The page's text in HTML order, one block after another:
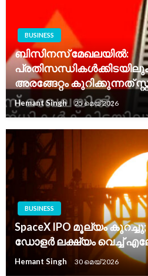
BUSINESS
ബിസിനസ് മേഖലയിൽ:
പ്രതിസന്ധികൾക്കിടയിലും
അരങ്ങേറ്റം കുറിക്കുന്നത്
Hemant Singh 25 മെയ്‌ 2026
BUSINESS
SpaceX IPO മൂല്യം
ഡോളർ ലക്ഷ്യം വെച്ച്
Hemant Singh 30 മെയ്‌ 2026